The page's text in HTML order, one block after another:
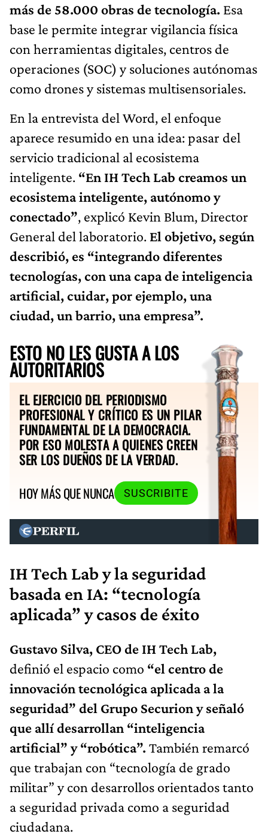
más de 58.000 obras de tecnología. Esa
base le permite integrar vigilancia física
con herramientas digitales, centros de
operaciones (SOC) y soluciones autónomas
como drones y sistemas multisensoriales.
En la entrevista del Word, el enfoque
aparece resumido en una idea: pasar del
servicio tradicional al ecosistema
inteligente. “En IH Tech Lab creamos un
ecosistema inteligente, autónomo y
conectado”, explicó Kevin Blum, Director
General del laboratorio. El objetivo, según
describió, es “integrando diferentes
tecnologías, con una capa de inteligencia
artificial, cuidar, por ejemplo, una
ciudad, un barrio, una empresa”.
ESTO NO LES GUSTA A LOS
AUTORITARIOS
EL EJERCICIO DEL PERIODISMO
PROFESIONAL Y CRÍTICO ES UN PILAR
FUNDAMENTAL DE LA DEMOCRACIA.
POR ESO MOLESTA A QUIENES CREEN
SER LOS DUEÑOS DE LA VERDAD.
HOY MÁS QUE NUNCA
SUSCRIBITE
IH Tech Lab y la seguridad
basada en IA: “tecnología
aplicada” y casos de éxito
Gustavo Silva, CEO de IH Tech Lab,
definió el espacio como “el centro de
innovación tecnológica aplicada a la
seguridad” del Grupo Securion y señaló
que allí desarrollan “inteligencia
artificial” y “robótica”. También remarcó
que trabajan con “tecnología de grado
militar” y con desarrollos orientados tanto
a seguridad privada como a seguridad
ciudadana.